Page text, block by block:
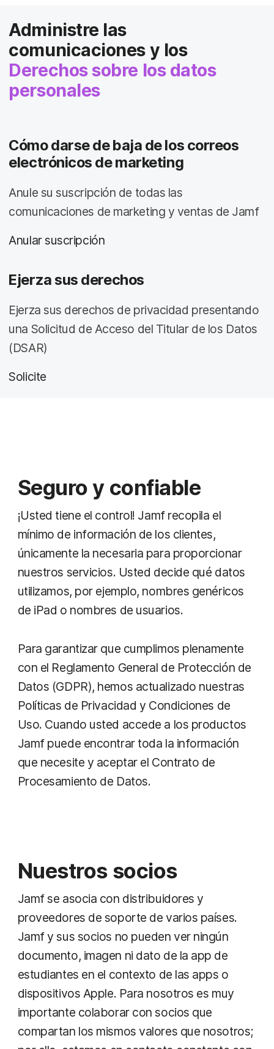
Administre las
comunicaciones y los
Derechos sobre los datos
personales
Cómo darse de baja de los correos
electrónicos de marketing
Anule su suscripción de todas las
comunicaciones de marketing y ventas de Jamf
Anular suscripción
Ejerza sus derechos
Ejerza sus derechos de privacidad presentando
una Solicitud de Acceso del Titular de los Datos
(DSAR)
Solicite
Seguro y confiable
¡Usted tiene el control! Jamf recopila el
mínimo de información de los clientes,
únicamente la necesaria para proporcionar
nuestros servicios. Usted decide qué datos
utilizamos, por ejemplo, nombres genéricos
de iPad o nombres de usuarios.
Para garantizar que cumplimos plenamente
con el Reglamento General de Protección de
Datos (GDPR), hemos actualizado nuestras
Políticas de Privacidad y Condiciones de
Uso. Cuando usted accede a los productos
Jamf puede encontrar toda la información
que necesite y aceptar el Contrato de
Procesamiento de Datos.
Nuestros socios
Jamf se asocia con distribuidores y
proveedores de soporte de varios países.
Jamf y sus socios no pueden ver ningún
documento, imagen ni dato de la app de
estudiantes en el contexto de las apps o
dispositivos Apple. Para nosotros es muy
importante colaborar con socios que
compartan los mismos valores que nosotros;